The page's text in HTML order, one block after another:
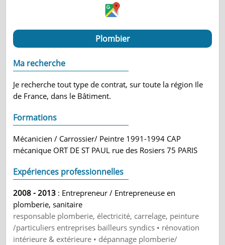
Plombier
Ma recherche
Je recherche tout type de contrat, sur toute la région Ile
de France, dans le Bâtiment.
Formations
Mécanicien / Carrossier/ Peintre 1991-1994 CAP
mécanique ORT DE ST PAUL rue des Rosiers 75 PARIS
Expériences professionnelles
2008 - 2013 : Entrepreneur / Entrepreneuse en
plomberie, sanitaire
responsable plomberie, électricité, carrelage, peinture
/particuliers entreprises bailleurs syndics • rénovation
intérieure & extérieure • dépannage plomberie/